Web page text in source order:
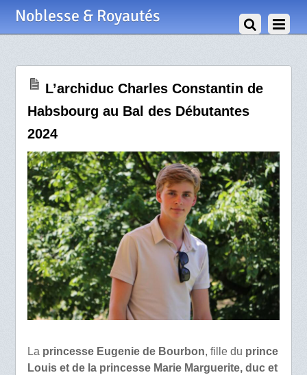
Noblesse & Royautés
L’archiduc Charles Constantin de
Habsbourg au Bal des Débutantes
2024
La princesse Eugenie de Bourbon, fille du prince
Louis et de la princesse Marie Marguerite, duc et